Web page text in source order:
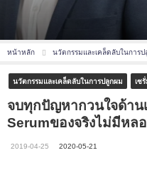
เปล่าเอ่ย!?
หน้าหลัก นวัตกรรมและเคล็ดลับในการป
นวัตกรรมและเคล็ดลับในการปลูกผม เซ
จบทุกปัญหากวนใจด้าน
Serumของจริงไม่มีหล
2019-04-25 2020-05-21